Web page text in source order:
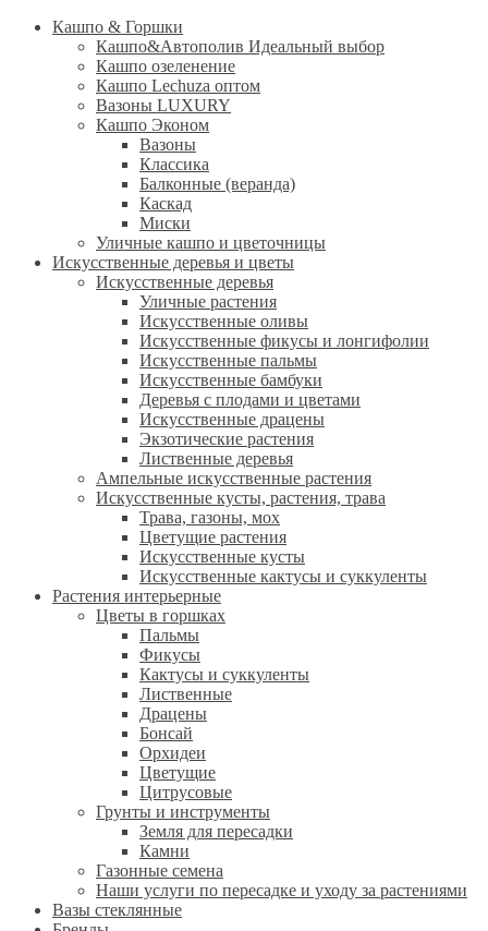
Кашпо & Горшки
Кашпо&Автополив Идеальный выбор
Кашпо озеленение
Кашпо Lechuza оптом
Вазоны LUXURY
Кашпо Эконом
Вазоны
Классика
Балконные (веранда)
Каскад
Миски
Уличные кашпо и цветочницы
Искусственные деревья и цветы
Искусственные деревья
Уличные растения
Искусственные оливы
Искусственные фикусы и лонгифолии
Искусственные пальмы
Искусственные бамбуки
Деревья с плодами и цветами
Искусственные драцены
Экзотические растения
Лиственные деревья
Ампельные искусственные растения
Искусственные кусты, растения, трава
Трава, газоны, мох
Цветущие растения
Искусственные кусты
Искусственные кактусы и суккуленты
Растения интерьерные
Цветы в горшках
Пальмы
Фикусы
Кактусы и суккуленты
Лиственные
Драцены
Бонсай
Орхидеи
Цветущие
Цитрусовые
Грунты и инструменты
Земля для пересадки
Камни
Газонные семена
Наши услуги по пересадке и уходу за растениями
Вазы стеклянные